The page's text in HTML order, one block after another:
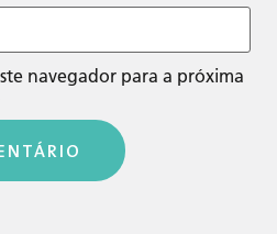
navegador para a próxima